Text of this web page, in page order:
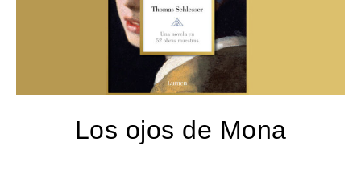
Los ojos de Mona